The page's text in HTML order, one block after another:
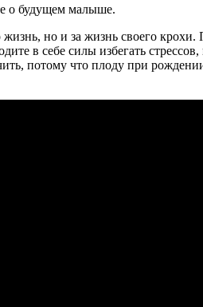
о будущем малыше.
но и за жизнь своего крохи.
в себе силы избегать
потому что плоду при рождении